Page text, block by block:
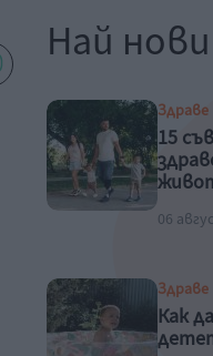
Най нови
Здраве
15
06
Здраве
Как